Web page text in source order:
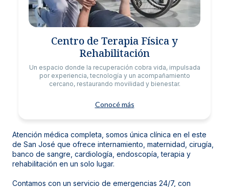
Centro de Terapia Física y
Rehabilitación
Un espacio donde la recuperación cobra vida, impulsada
por experiencia, tecnología y un acompañamiento
cercano, restaurando movilidad y bienestar.
Conocé más
Atención médica completa, somos única clínica en el este
de San José que ofrece internamiento, maternidad, cirugía,
banco de sangre, cardiología, endoscopía, terapia y
rehabilitación en un solo lugar.
Contamos con un servicio de emergencias 24/7, con